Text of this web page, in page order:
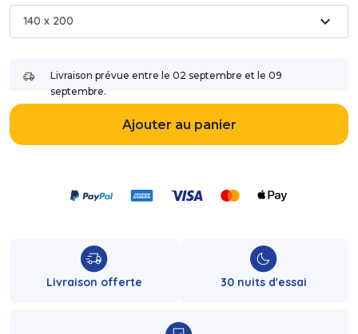
140 x 200 expand_more
Livraison prévue entre le 02 septembre et le 09
septembre.
Ajouter au panier
Livraison offerte 30 nuits d'essai